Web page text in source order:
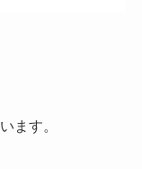
ます。